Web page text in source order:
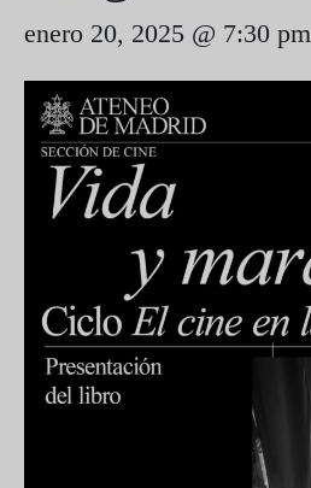
enero 20, 2025 @ 7:30 pm